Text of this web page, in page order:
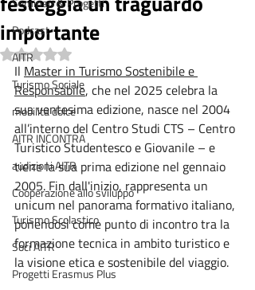
Podcast
AITR
Turismo Sociale
mobilità dolce
AITR INCONTRA
audizioni AITR
Cooperazione allo sviluppo
Turismo Scolastico
Soci AITR
Progetti Erasmus Plus
importante
Valutazione NaN stelle su 5.
Il Master in Turismo Sostenibile e
Responsabile, che nel 2025 celebra la
sua ventesima edizione, nasce nel 2004
all’interno del Centro Studi CTS – Centro
Turistico Studentesco e Giovanile – e
tiene la sua prima edizione nel gennaio
2005. Fin dall'inizio, rappresenta un
unicum nel panorama formativo italiano,
ponendosi come punto di incontro tra la
formazione tecnica in ambito turistico e
la visione etica e sostenibile del viaggio.